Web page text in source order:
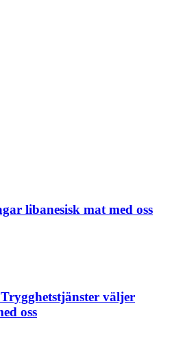
libanesisk mat med oss
väljer
oss